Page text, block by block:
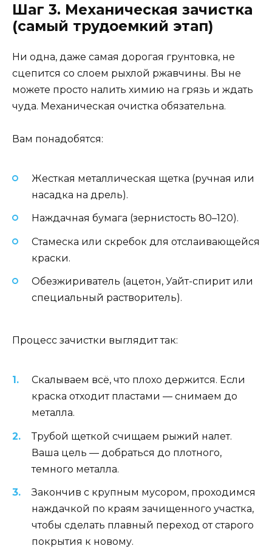
Шаг 3. Механическая зачистка
(самый трудоемкий этап)
Ни одна, даже самая дорогая грунтовка, не
сцепится со слоем рыхлой ржавчины. Вы не
можете просто налить химию на грязь и ждать
чуда. Механическая очистка обязательна.
Вам понадобятся:
Жесткая металлическая щетка (ручная или
насадка на дрель).
Наждачная бумага (зернистость 80–120).
Стамеска или скребок для отслаивающейся
краски.
Обезжириватель (ацетон, Уайт-спирит или
специальный растворитель).
Процесс зачистки выглядит так:
Скалываем всё, что плохо держится. Если
краска отходит пластами — снимаем до
металла.
Трубой щеткой счищаем рыжий налет.
Ваша цель — добраться до плотного,
темного металла.
Закончив с крупным мусором, проходимся
наждачкой по краям зачищенного участка,
чтобы сделать плавный переход от старого
покрытия к новому.